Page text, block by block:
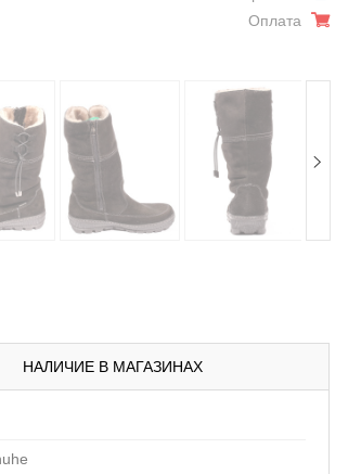
Оплата
НАЛИЧИЕ В МАГАЗИНАХ